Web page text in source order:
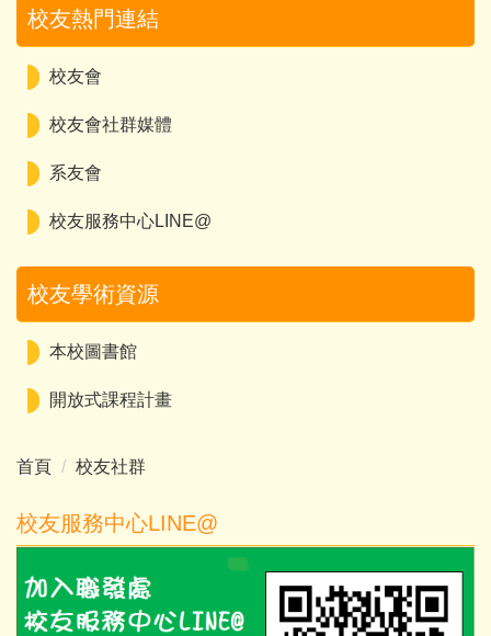
校友熱門連結
校友會
校友會社群媒體
系友會
校友服務中心LINE@
校友學術資源
本校圖書館
開放式課程計畫
首頁 校友社群
校友服務中心LINE@